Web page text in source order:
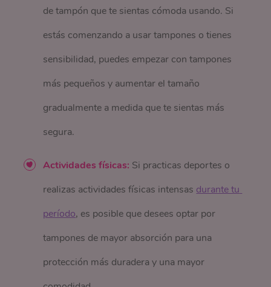
de tampón que te sientas cómoda usando. Si
estás comenzando a usar tampones o tienes
sensibilidad, puedes empezar con tampones
más pequeños y aumentar el tamaño
gradualmente a medida que te sientas más
segura.
Actividades físicas: Si practicas deportes o
realizas actividades físicas intensas durante tu
período, es posible que desees optar por
tampones de mayor absorción para una
protección más duradera y una mayor